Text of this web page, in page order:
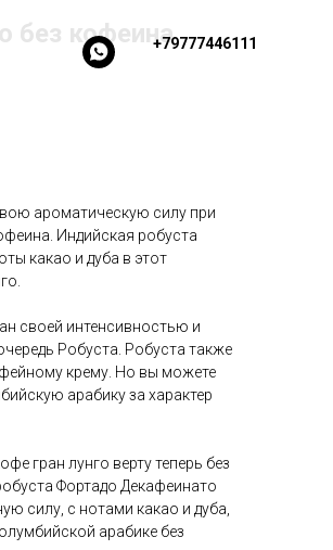
+79777446111
без кофеина
ароматическую силу при
Индийская робуста
какао и дуба в этот
своей интенсивностью и
Робуста. Робуста также
крему. Но вы можете
арабику за характер
гран лунго верту теперь без
Фортадо Декафеинато
силу, с нотами какао и дуба,
арабике без